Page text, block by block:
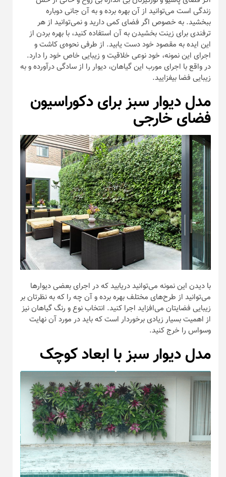
با دیدن این نمونه می‌توانید دریابید که در اجرای بعضی دیوار‌ها
می‌توانید از طرح‌های مختلف بهره برده و آن چه را که به نظرتان بر
زیبایی فضایتان می‌افزاید اجرا کنید. انتخاب نوع و رنگ گیاهان نیز
از اهمیت بسیار زیادی برخوردار است که باید در مورد آن نهایت
وسواس را خرج کنید.
مدل دیوار سبز با ابعاد کوچک
با دیدن این نمونه در می‌یابید که دیوار‌های سبز به طور حتم ابعاد
بسیار زیادی را نباید داشته باشند و در حقیقت ابعاد انتخابی برای
آن بسته به نیاز فضا و نیز رعایت تعادل بصری است.
کلام آخر
به ما بگویید در مطالب بعدی شما را با مدل کدام یک تزیینات
موجود در منزل آشنا کنیم؟ می‌توانید از طریق بخش“ارسال نظر”
در پایین همین مطلب ایده‌های خود را با ما و سایر مخاطبان
وبسایت دکورز در میان بگذارید.